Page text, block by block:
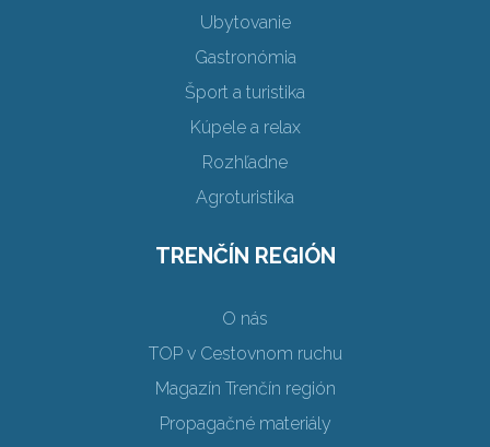
Ubytovanie
Gastronómia
Šport a turistika
Kúpele a relax
Rozhľadne
Agroturistika
TRENČÍN REGIÓN
O nás
TOP v Cestovnom ruchu
Magazín Trenčín región
Propagačné materiály